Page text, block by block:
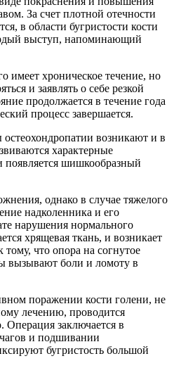
За счет плотной отечности
в области бугристости кости
выступ, напоминающий
имеет хроническое течение, но
и заявлять о себе резкой
продолжается в течение года
процесс завершается.
возникают и в
характерные
появляется шишкообразный
однако в случае тяжелого
надколенника и его
нарушения нормального
хрящевая ткань, и возникает
тому, что опора на согнутое
вызывают боли и ломоту в
поражении кости голени, не
лечению, проводится
Операция заключается в
и подшивании
бугристость большой